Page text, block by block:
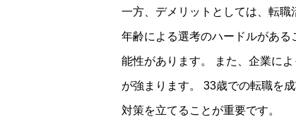
一方、デメリットとしては、転職
年齢による選考のハードルがあ
能性があります。 また、企業に
が強まります。 33歳での転職を
対策を立てることが重要です。